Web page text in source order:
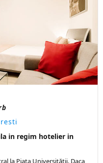
in regim hotelier in
la Piața Universității. Daca